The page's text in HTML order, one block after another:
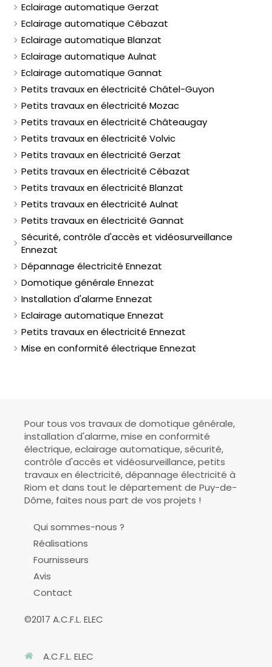
Eclairage automatique Gerzat
Eclairage automatique Cébazat
Eclairage automatique Blanzat
Eclairage automatique Aulnat
Eclairage automatique Gannat
Petits travaux en électricité Châtel-Guyon
Petits travaux en électricité Mozac
Petits travaux en électricité Châteaugay
Petits travaux en électricité Volvic
Petits travaux en électricité Gerzat
Petits travaux en électricité Cébazat
Petits travaux en électricité Blanzat
Petits travaux en électricité Aulnat
Petits travaux en électricité Gannat
Sécurité, contrôle d'accès et vidéosurveillance
Ennezat
Dépannage électricité Ennezat
Domotique générale Ennezat
Installation d'alarme Ennezat
Eclairage automatique Ennezat
Petits travaux en électricité Ennezat
Mise en conformité électrique Ennezat
Pour tous vos travaux de domotique générale,
installation d'alarme, mise en conformité
électrique, eclairage automatique, sécurité,
contrôle d'accès et vidéosurveillance, petits
travaux en électricité, dépannage électricité à
Riom et dans tout le département de Puy-de-
Dôme, faites nous part de vos projets !
Qui sommes-nous ?
Réalisations
Fournisseurs
Avis
Contact
©2017 A.C.F.L. ELEC
A.C.F.L. ELEC